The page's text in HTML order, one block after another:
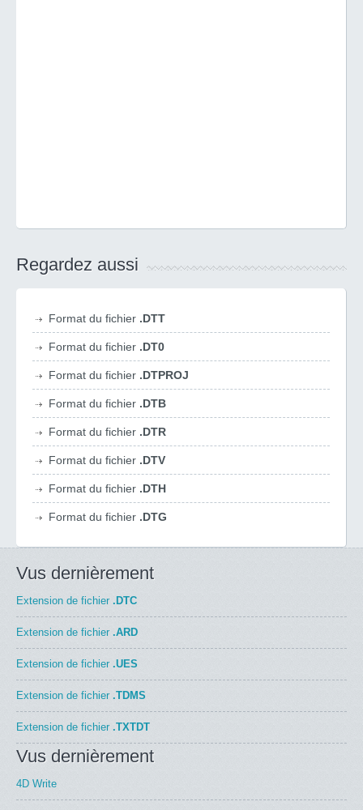
Regardez aussi
Format du fichier .DTT
Format du fichier .DT0
Format du fichier .DTPROJ
Format du fichier .DTB
Format du fichier .DTR
Format du fichier .DTV
Format du fichier .DTH
Format du fichier .DTG
Vus dernièrement
Extension de fichier .DTC
Extension de fichier .ARD
Extension de fichier .UES
Extension de fichier .TDMS
Extension de fichier .TXTDT
Vus dernièrement
4D Write